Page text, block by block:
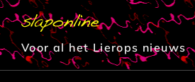
Ga
naar
inhoud
Voor al het Lierops nieuws